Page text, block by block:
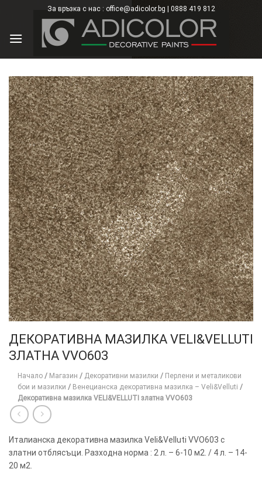
content
За връзка с нас : office@adicolor.bg | 0888 419 812
ДЕКОРАТИВНА МАЗИЛКА VELI&VELLUTI
ЗЛАТНА VVO603
Начало / Магазин / Декоративни мазилки / Перлени и металикови
бои и мазилки / Венецианска декоративна мазилка – Veli&Velluti /
Декоративна мазилка VELI&VELLUTI златна VVO603
Италианска декоративна мазилка Veli&Velluti VVO603 с
златни отблясъци. Разходна норма : 2 л. – 6-10 м2. / 4 л. – 14-
20 м2.
×